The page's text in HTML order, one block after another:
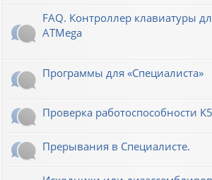
FAQ. Контроллер клавиатуры
ATMega
Программы для «Специалиста»
Проверка работоспособности
Прерывания в Специалисте.